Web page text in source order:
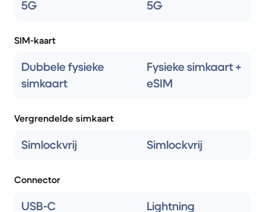
5G 5G
SIM-kaart
Dubbele fysieke
simkaart
Fysieke simkaart +
eSIM
Vergrendelde simkaart
Simlockvrij Simlockvrij
Connector
USB-C Lightning